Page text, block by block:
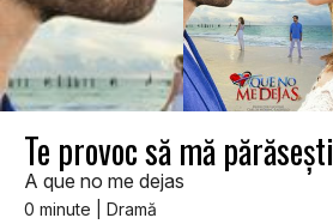
Te provoc să mă părăsești
A que no me dejas
0 minute | Dramă